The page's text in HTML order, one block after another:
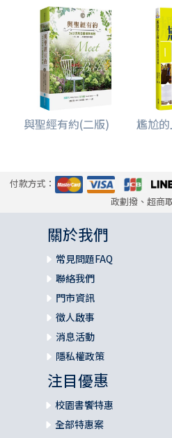
與聖經有約(二版) 尷尬
付款方式：
政劃撥、超商
關於我們
常見問題FAQ
聯絡我們
門市資訊
徵人啟事
消息活動
隱私權政策
注目優惠
校園書饗特惠
全部特惠案